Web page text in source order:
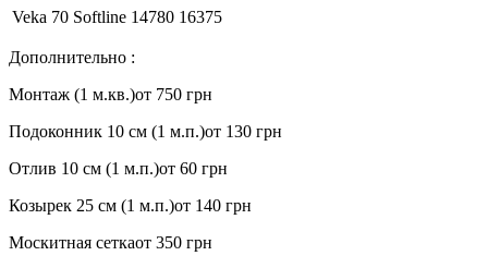
Veka 70 Softline 14780 16375
Дополнительно :
Монтаж (1 м.кв.)от 750 грн
Подоконник 10 см (1 м.п.)от 130 грн
Отлив 10 см (1 м.п.)от 60 грн
Козырек 25 см (1 м.п.)от 140 грн
Москитная сеткаот 350 грн